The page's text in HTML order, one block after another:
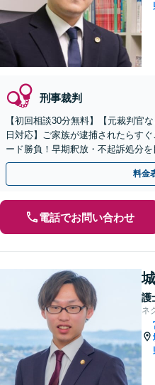
刑事裁判
【初回相談30分無料】【元裁判官
日対応】ご家族が逮捕されたらす
ード勝負！早期釈放・不起訴処分
【スピード対応】
料金
電話でお問い合わせ
護
ネ